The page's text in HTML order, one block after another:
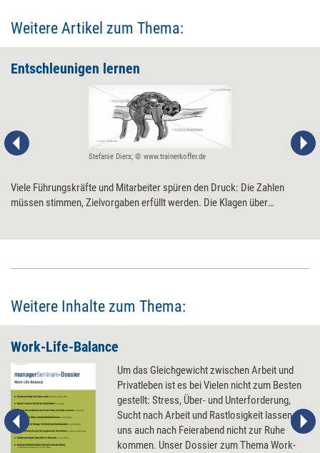
Weitere Artikel zum Thema:
Entschleunigen lernen
Stefanie Diers; © www.trainerkoffer.de
Viele Führungskräfte und Mitarbeiter spüren den Druck: Die Zahlen
müssen stimmen, Zielvorgaben erfüllt werden. Die Klagen über
Weitere Inhalte zum Thema:
Work-Life-Balance
Um das Gleichgewicht zwischen Arbeit und
Privatleben ist es bei Vielen nicht zum Besten
gestellt: Stress, Über- und Unterforderung,
Sucht nach Arbeit und Rastlosigkeit lassen
uns auch nach Feierabend nicht zur Ruhe
kommen. Unser Dossier zum Thema Work-